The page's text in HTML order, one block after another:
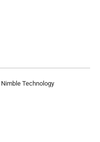
Nimble Technology